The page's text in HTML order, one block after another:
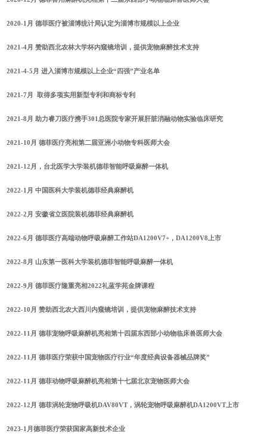
2020-1月 德菲医疗被淄博统计局认定为淄博市规模以上企业
2021-4月 赞助西北农林大学杯内窥镜培训，提供宠物麻醉技术支持
2021-4-5月 进入淄博市规模以上企业“四强”产业名单
2021-7月 取得多项实用新型专利和商标专利
2021-8月 助力睿刀医疗携手301总医院专家开展肝脏消融动物实验临床研究
2021-10月 德菲医疗亮相第二届亚洲小动物专科医师大会
2021-12月，台北医学大学装机德菲智能呼吸麻醉一体机
2022-1月 中国医科大学装机德菲经典麻醉机
2022-2月 安徽省立医院装机德菲经典麻醉机
2022-6月 德菲医疗高端动物呼吸麻醉工作站DA1200V7+，DA1200V8上市
2022-8月 山东第一医科大学装机德菲智能呼吸麻醉一体机
2022-9月 德菲医疗隆重亮相2022礼蓝学苑金牌课程
2022-10月 赞助西北农大西川内窥镜培训，提供宠物麻醉技术支持
2022-11月 德菲宠物呼吸麻醉机亮相第十四届东西部小动物临床兽医师大会
2022-11月 德菲医疗荣获中国宠物医疗行业“年度经典设备器械品牌奖”
2022-11月 德菲动物呼吸麻醉机亮相第十七届北京宠物医师大会
2022-12月 德菲涡轮宠物呼吸机DAV80VT，涡轮宠物呼吸麻醉机DA1200VT上市
2023-1月德菲医疗荣获国家高新技术企业